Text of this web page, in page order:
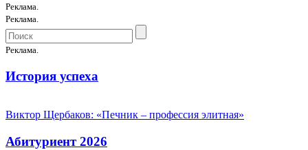
Реклама.
Реклама.
Реклама.
История успеха
Виктор Щербаков: «Печник – профессия элитная»
Абитуриент 2026